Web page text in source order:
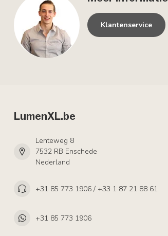
Klantenservice
LumenXL.be
Lenteweg 8
7532 RB Enschede
Nederland
+31 85 773 1906 / +33 1 87 21 88 61
+31 85 773 1906